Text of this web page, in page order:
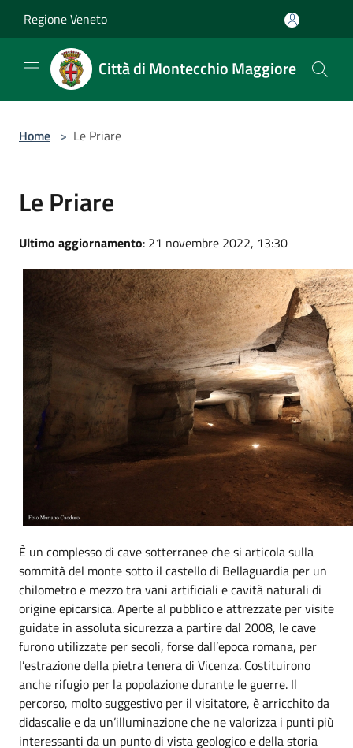
Regione Veneto
Città di Montecchio Maggiore
Home > Le Priare
Le Priare
Ultimo aggiornamento: 21 novembre 2022, 13:30
È un complesso di cave sotterranee che si articola sulla
sommità del monte sotto il castello di Bellaguardia per un
chilometro e mezzo tra vani artificiali e cavità naturali di
origine epicarsica. Aperte al pubblico e attrezzate per visite
guidate in assoluta sicurezza a partire dal 2008, le cave
furono utilizzate per secoli, forse dall’epoca romana, per
l’estrazione della pietra tenera di Vicenza. Costituirono
anche rifugio per la popolazione durante le guerre. Il
percorso, molto suggestivo per il visitatore, è arricchito da
didascalie e da un’illuminazione che ne valorizza i punti più
interessanti da un punto di vista geologico e della storia